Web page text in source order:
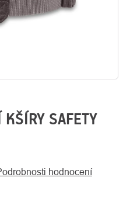
SAFETY
hodnocení